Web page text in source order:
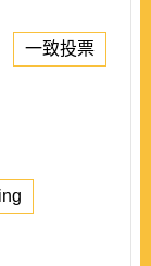
一致投票